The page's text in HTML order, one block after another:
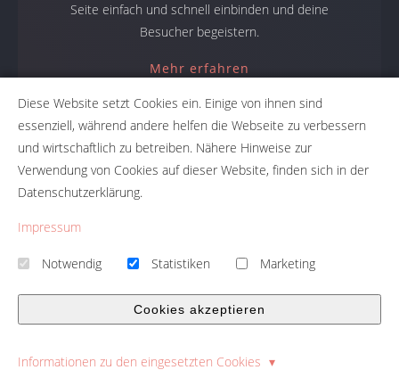
Seite einfach und schnell einbinden und deine
Besucher begeistern.
Mehr erfahren
Namensgeneratoren
Namensfindung mit NameRobot: Firmennamen, Produktnamen,
Projektnamen. Mit den Namensgeneratoren erhält du den
Namescore
| Namensgenerator Toolbox
© 2026 - Template Presentation umgesetzt mit
Diese Website setzt Cookies ein. Einige von ihnen sind
essenziell, während andere helfen die Webseite zu verbessern
und wirtschaftlich zu betreiben. Nähere Hinweise zur
Verwendung von Cookies auf dieser Website, finden sich in der
Datenschutzerklärung.
Impressum
Notwendig Statistiken Marketing
Cookies akzeptieren
Informationen zu den eingesetzten Cookies